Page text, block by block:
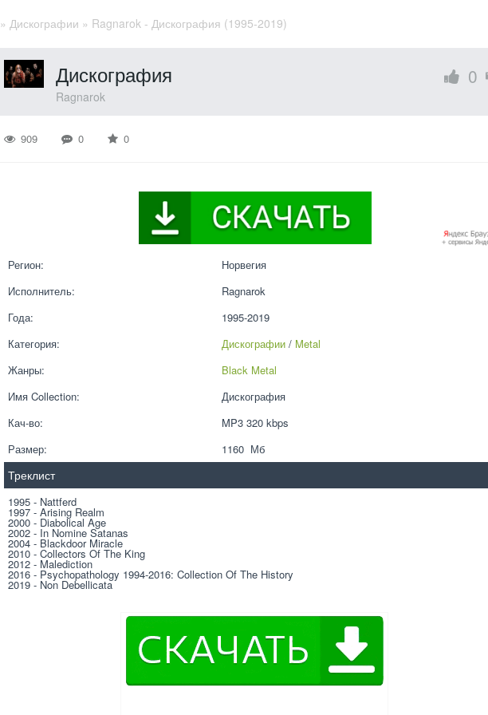
» Дискографии » Ragnarok - Дискография (1995-2019)
Дискография
Ragnarok
0
909 0 0
Регион:
Норвегия
Исполнитель:
Ragnarok
Года:
1995-2019
Категория:
Дискографии / Metal
Жанры:
Black Metal
Имя Collection:
Дискография
Кач-во:
MP3 320 kbps
Размер:
1160  Мб
Треклист
1995 - Nattferd
1997 - Arising Realm
2000 - Diabolical Age
2002 - In Nomine Satanas
2004 - Blackdoor Miracle
2010 - Collectors Of The King
2012 - Malediction
2016 - Psychopathology 1994-2016: Collection Of The History
2019 - Non Debellicata